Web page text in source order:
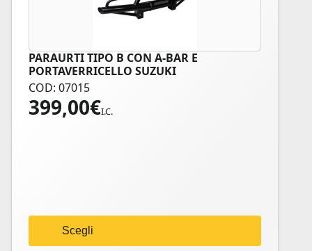
PARAURTI TIPO B CON A-BAR E
PORTAVERRICELLO SUZUKI
COD: 07015
399,00€I.C.
Scegli
Questo
prodotto
ha
più
pagina